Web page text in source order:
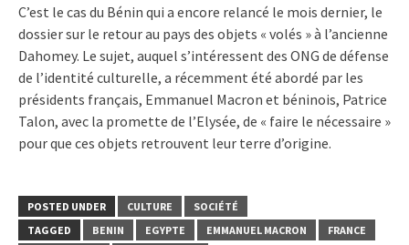
C’est le cas du Bénin qui a encore relancé le mois dernier, le
dossier sur le retour au pays des objets « volés » à l’ancienne
Dahomey. Le sujet, auquel s’intéressent des ONG de défense
de l’identité culturelle, a récemment été abordé par les
présidents français, Emmanuel Macron et béninois, Patrice
Talon, avec la promette de l’Elysée, de « faire le nécessaire »
pour que ces objets retrouvent leur terre d’origine.
POSTED UNDER CULTURE
SOCIÉTÉ
TAGGED
BENIN EGYPTE EMMANUEL MACRON
FRANCE